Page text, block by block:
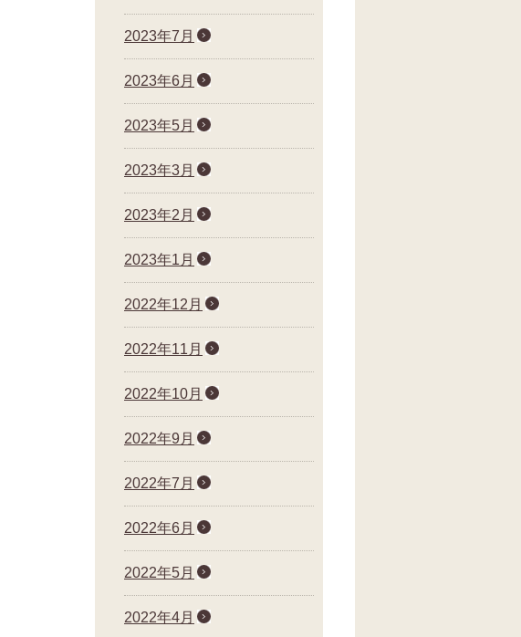
2023年7月
2023年6月
2023年5月
2023年3月
2023年2月
2023年1月
2022年12月
2022年11月
2022年10月
2022年9月
2022年7月
2022年6月
2022年5月
2022年4月